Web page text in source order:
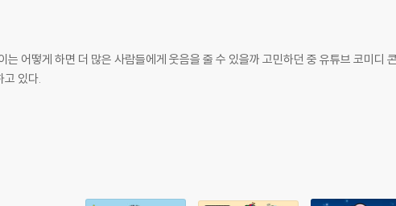
대결, 흔한 동네의 3대 여신, 으스스한 공감 이야기, 초등학생의 고백 유형, 굴개굴개
[흔한남매]는 유튜브 구독자 수가 214만 명, 누적 조회 수가 17억 회를 넘어서는 인
랑을 받고 있으며, 주로 남매 사이에서 일어날 수 있는 현실적인 에피소드를 코믹하
는 어떻게 하면 더 많은 사람들에게 웃음을 줄 수 있을까 고민하던 중 유튜브 코미디
고 있다.